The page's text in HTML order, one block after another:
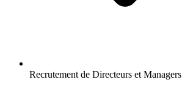
Recrutement de Directeurs et Managers